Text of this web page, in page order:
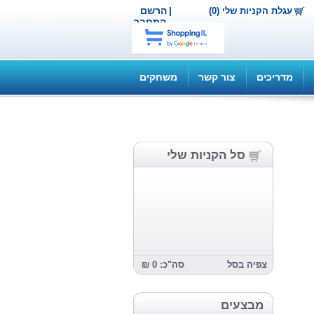
הרשם |
התחבר
עגלת הקניות שלי (0)
מדריכים צור קשר משחקים
סל הקניות שלי
צפיה בסל סה"כ: 0 ₪
מבצעים